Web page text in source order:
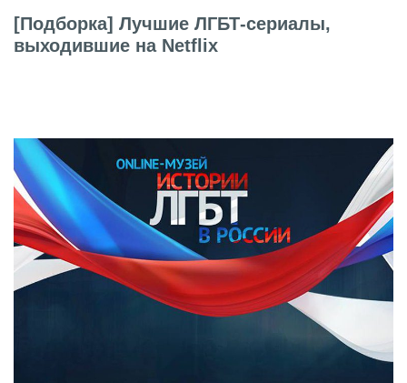
[Подборка] Лучшие ЛГБТ-сериалы,
выходившие на Netflix